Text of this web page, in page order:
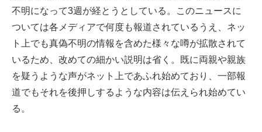
不明になって3週が経とうとしている。このニュースに
ついては各メディアで何度も報道されているうえ、ネッ
ト上でも真偽不明の情報を含めた様々な噂が拡散されて
いるため、改めての細かい説明は省く。既に両親や親族
を疑うような声がネット上であふれ始めており、一部報
道でもそれを後押しするような内容は伝えられ始めてい
る。